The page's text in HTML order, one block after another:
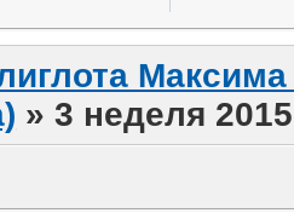
»3 неделя